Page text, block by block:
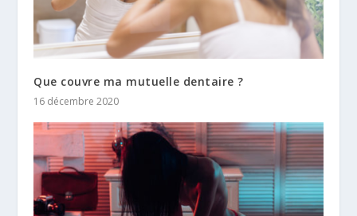
Que couvre ma mutuelle dentaire ?
16 décembre 2020